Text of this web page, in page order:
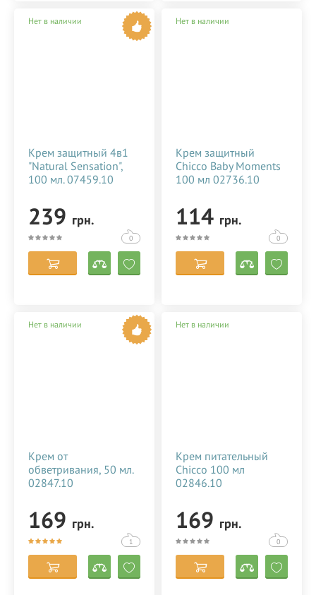
Нет в наличии
Крем защитный 4в1
"Natural Sensation",
100 мл. 07459.10
239 грн.
0
Нет в наличии
Крем защитный
Chicco Baby Moments
100 мл 02736.10
114 грн.
0
Нет в наличии
Крем от
обветривания, 50 мл.
02847.10
169 грн.
1
Нет в наличии
Крем питательный
Chicco 100 мл
02846.10
169 грн.
0